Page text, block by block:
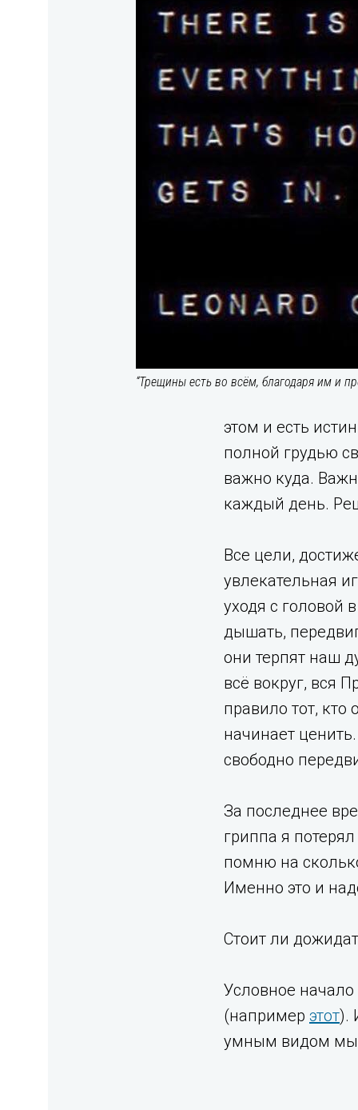
“Трещины есть во всём, благодаря им и
этом и есть
полной грудью
важно куда.
каждый день.
Все цели,
увлекательная
уходя с головой
дышать,
они терпят наш
всё вокруг, вся
правило тот, кто
начинает
свободно
За последнее
гриппа я
помню на
Именно это и
Стоит ли
Условное
(например этот).
умным видом мы